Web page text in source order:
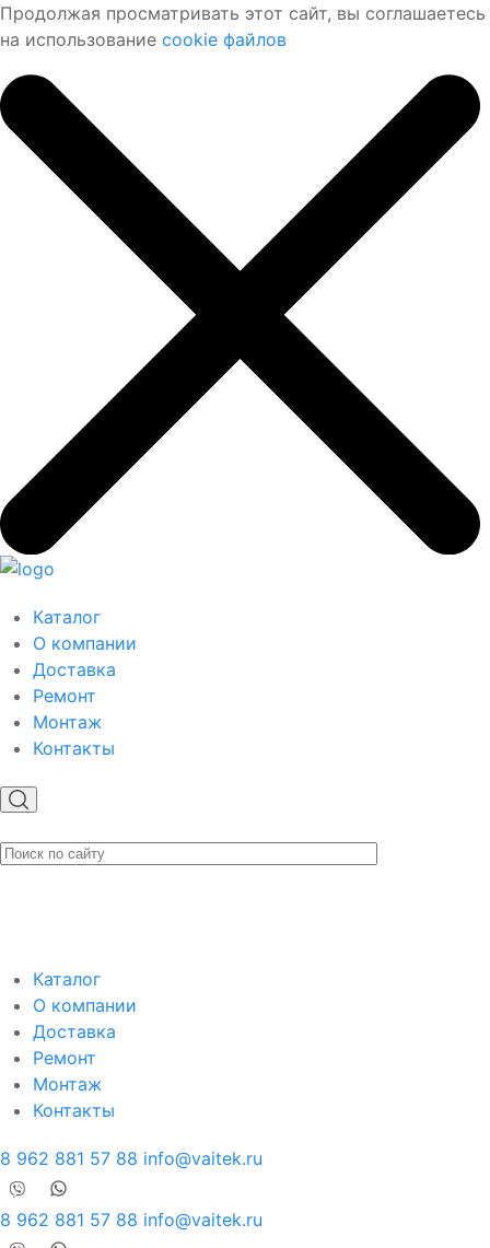
Продолжая просматривать этот сайт, вы соглашаетесь
на использование cookie файлов
Каталог
О компании
Доставка
Ремонт
Монтаж
Контакты
Каталог
О компании
Доставка
Ремонт
Монтаж
Контакты
8 962 881 57 88 info@vaitek.ru
8 962 881 57 88 info@vaitek.ru